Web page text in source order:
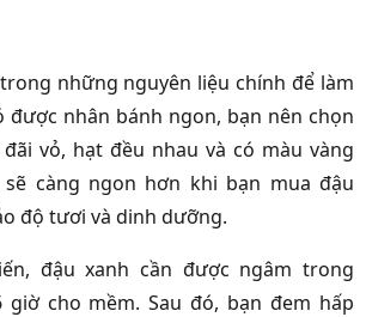
những nguyên liệu chính để làm
được nhân bánh ngon, bạn nên chọn
vỏ, hạt đều nhau và có màu vàng
càng ngon hơn khi bạn mua đậu
độ tươi và dinh dưỡng.
đậu xanh cần được ngâm trong
giờ cho mềm. Sau đó, bạn đem hấp